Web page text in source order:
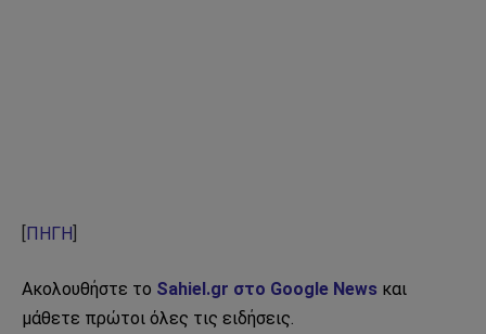
ΠΗΓΗ
Ακολουθήστε το Sahiel.gr στο Google News και
μάθετε πρώτοι όλες τις ειδήσεις.